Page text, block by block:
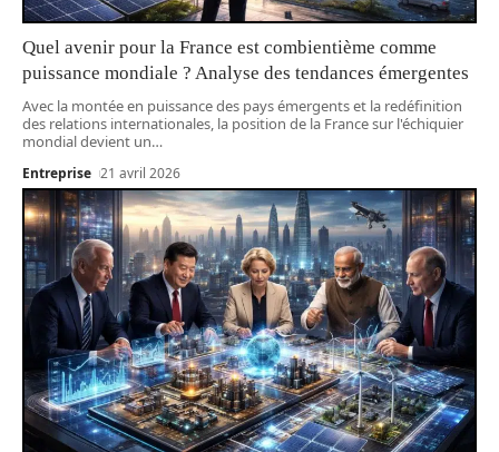
Quel avenir pour la France est combientième comme
puissance mondiale ? Analyse des tendances émergentes
Avec la montée en puissance des pays émergents et la redéfinition
des relations internationales, la position de la France sur l'échiquier
mondial devient un…
Entreprise 21 avril 2026